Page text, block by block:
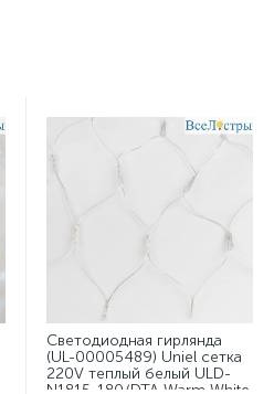
Светодиодная гирлянда
(UL-00005489) Uniel сетка
220V теплый белый ULD-
N1815-180/DTA Warm White